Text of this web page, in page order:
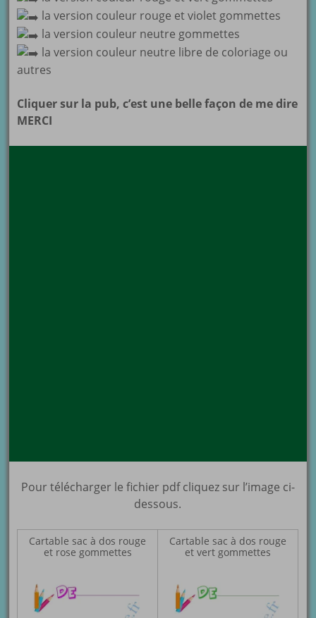
la version couleur rouge et violet gommettes
la version couleur neutre gommettes
la version couleur neutre libre de coloriage ou
autres
Cliquer sur la pub, c’est une belle façon de me dire
MERCI
Pour télécharger le fichier pdf cliquez sur l’image ci-
dessous.
Cartable sac à dos rouge
et rose gommettes
Cartable sac à dos rouge
et vert gommettes